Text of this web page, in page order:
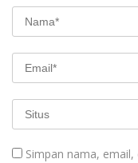
Simpan nama,